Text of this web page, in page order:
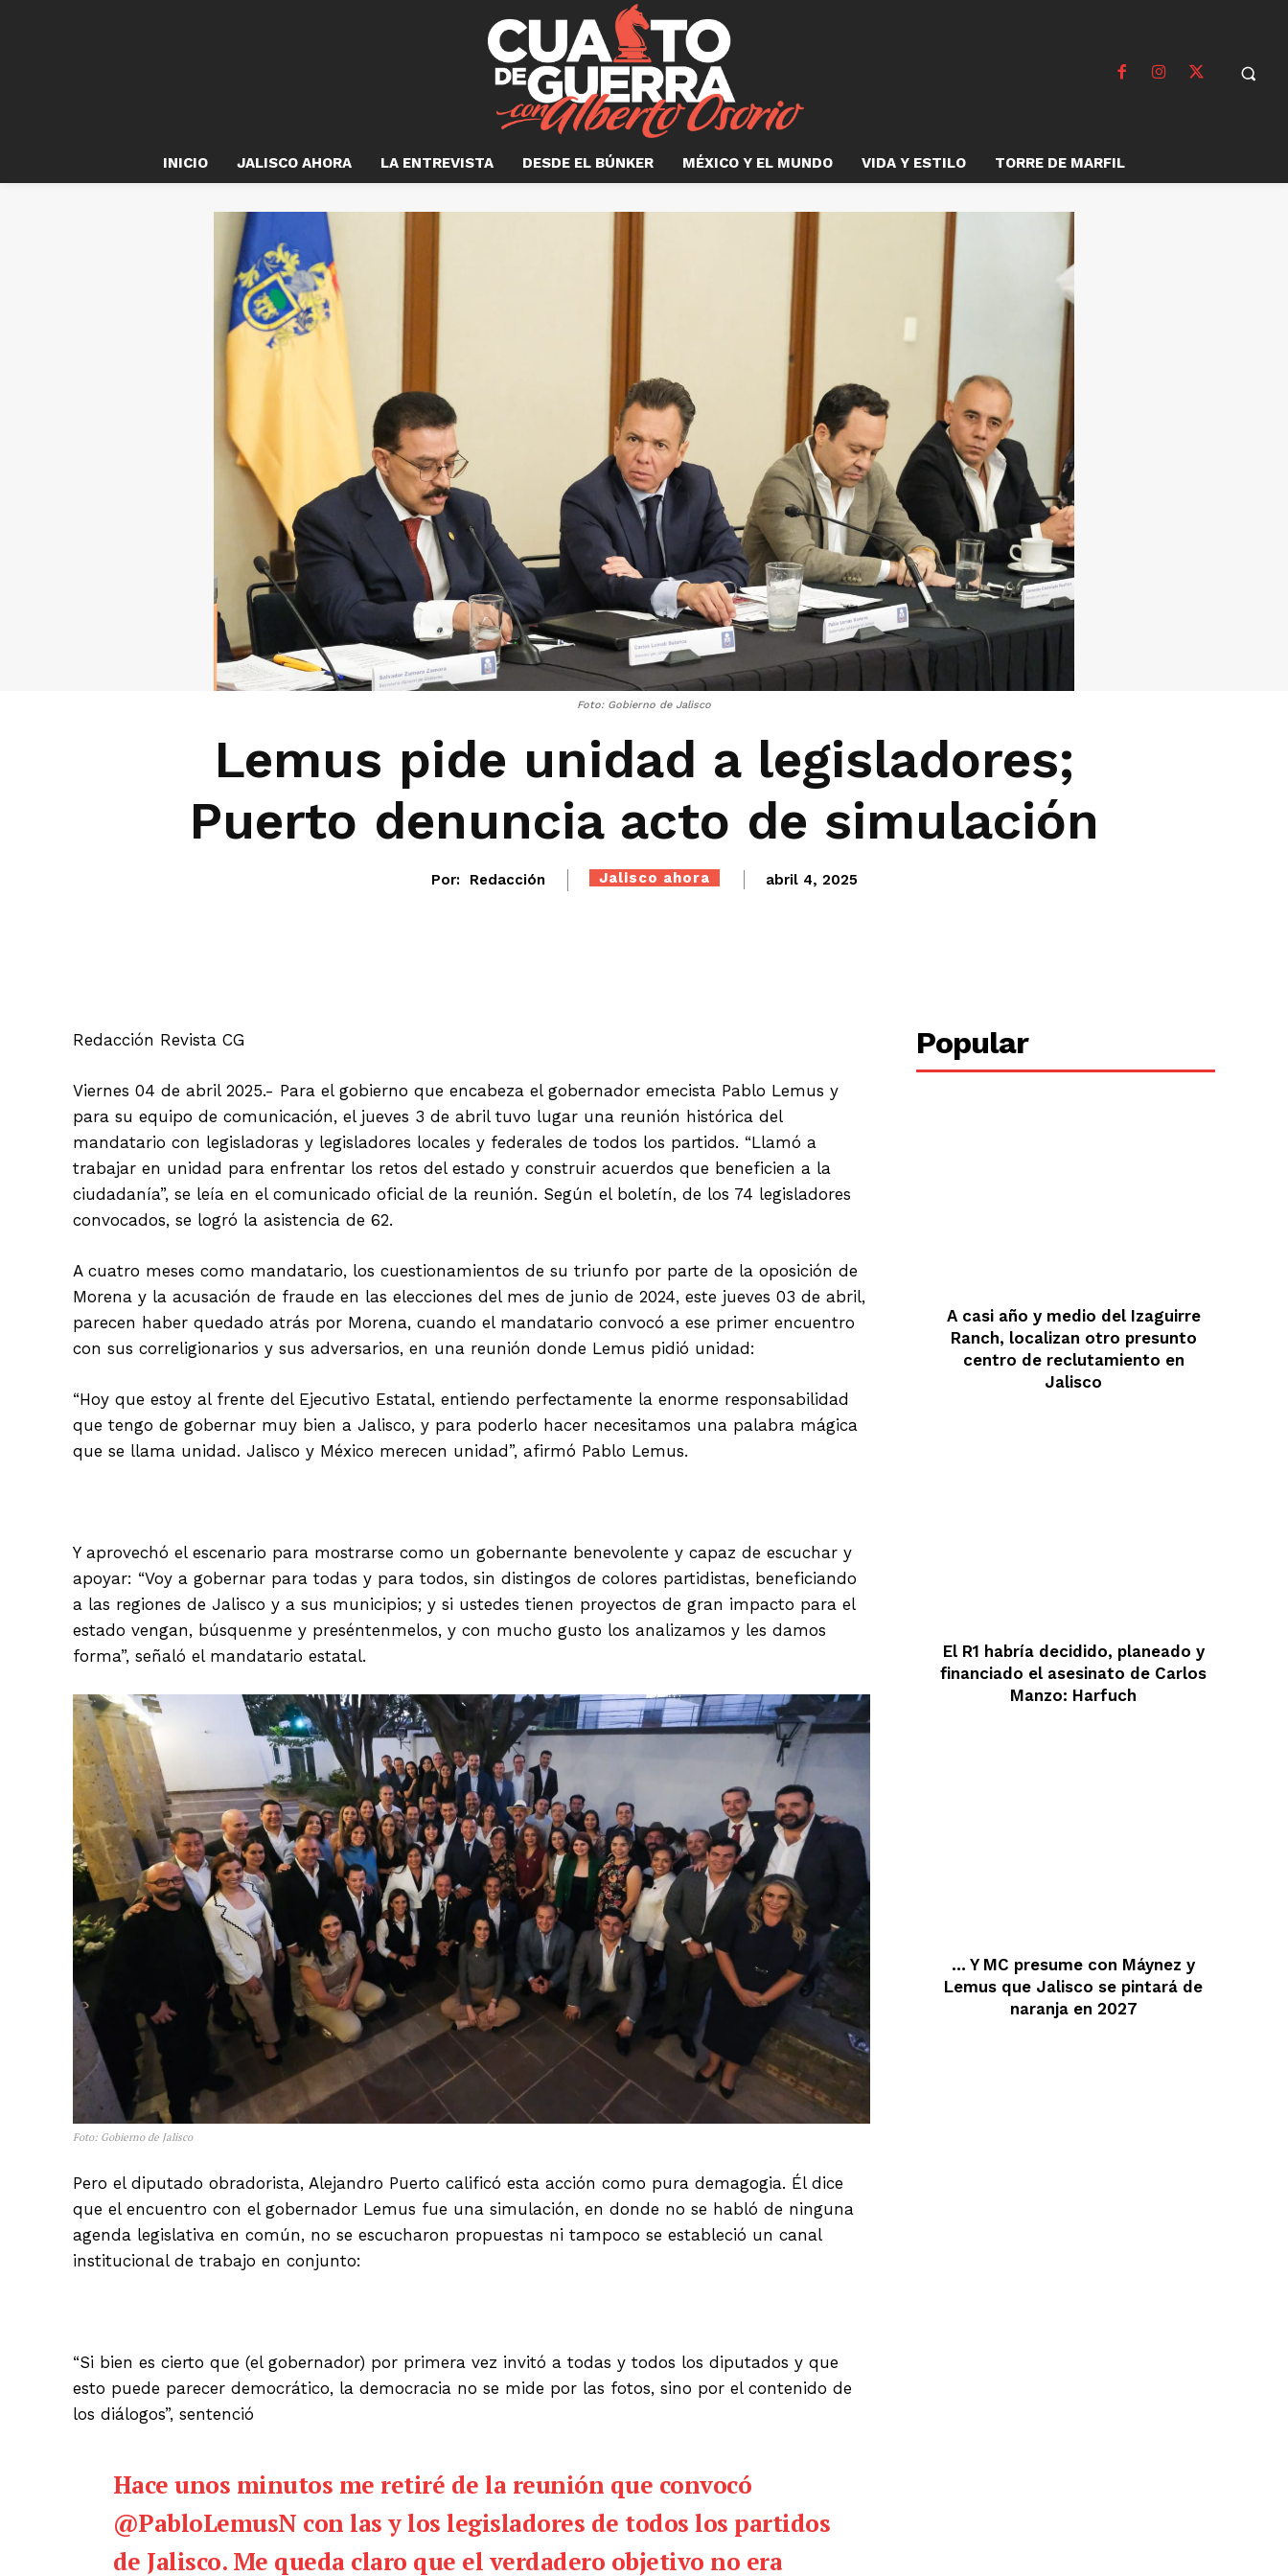
INICIO JALISCO AHORA LA ENTREVISTA DESDE EL BÚNKER MÉXICO Y EL MUNDO VIDA Y ESTILO TORRE DE MARFIL
Foto: Gobierno de Jalisco
Lemus pide unidad a legisladores;
Puerto denuncia acto de simulación
Por: Redacción Jalisco ahora abril 4, 2025
Redacción Revista CG
Viernes 04 de abril 2025.- Para el gobierno que encabeza el gobernador emecista Pablo Lemus y
para su equipo de comunicación, el jueves 3 de abril tuvo lugar una reunión histórica del
mandatario con legisladoras y legisladores locales y federales de todos los partidos. “Llamó a
trabajar en unidad para enfrentar los retos del estado y construir acuerdos que beneficien a la
ciudadanía”, se leía en el comunicado oficial de la reunión. Según el boletín, de los 74 legisladores
convocados, se logró la asistencia de 62.
A cuatro meses como mandatario, los cuestionamientos de su triunfo por parte de la oposición de
Morena y la acusación de fraude en las elecciones del mes de junio de 2024, este jueves 03 de abril,
parecen haber quedado atrás por Morena, cuando el mandatario convocó a ese primer encuentro
con sus correligionarios y sus adversarios, en una reunión donde Lemus pidió unidad:
“Hoy que estoy al frente del Ejecutivo Estatal, entiendo perfectamente la enorme responsabilidad
que tengo de gobernar muy bien a Jalisco, y para poderlo hacer necesitamos una palabra mágica
que se llama unidad. Jalisco y México merecen unidad”, afirmó Pablo Lemus.
Y aprovechó el escenario para mostrarse como un gobernante benevolente y capaz de escuchar y
apoyar: “Voy a gobernar para todas y para todos, sin distingos de colores partidistas, beneficiando
a las regiones de Jalisco y a sus municipios; y si ustedes tienen proyectos de gran impacto para el
estado vengan, búsquenme y preséntenmelos, y con mucho gusto los analizamos y les damos
forma”, señaló el mandatario estatal.
Foto: Gobierno de Jalisco
Pero el diputado obradorista, Alejandro Puerto calificó esta acción como pura demagogia. Él dice
que el encuentro con el gobernador Lemus fue una simulación, en donde no se habló de ninguna
agenda legislativa en común, no se escucharon propuestas ni tampoco se estableció un canal
institucional de trabajo en conjunto:
“Si bien es cierto que (el gobernador) por primera vez invitó a todas y todos los diputados y que
esto puede parecer democrático, la democracia no se mide por las fotos, sino por el contenido de
los diálogos”, sentenció
Hace unos minutos me retiré de la reunión que convocó
@PabloLemusN con las y los legisladores de todos los partidos
de Jalisco. Me queda claro que el verdadero objetivo no era
Popular
A casi año y medio del Izaguirre
Ranch, localizan otro presunto
centro de reclutamiento en
Jalisco
El R1 habría decidido, planeado y
financiado el asesinato de Carlos
Manzo: Harfuch
… Y MC presume con Máynez y
Lemus que Jalisco se pintará de
naranja en 2027